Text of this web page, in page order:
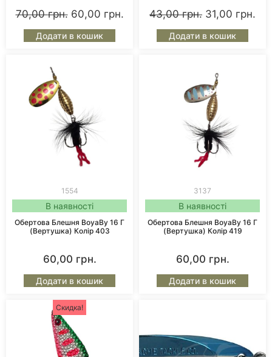
70,00грн. 60,00 грн.
Додати в кошик
43,00грн. 31,00 грн.
Додати в кошик
1554
В наявності
Обертова Блешня BoyaBy 16 Г
(вертушка) Колір 403
60,00 грн.
Додати в кошик
3137
В наявності
Обертова Блешня BoyaBy 16 Г
(вертушка) Колір 419
60,00 грн.
Додати в кошик
Скидка!